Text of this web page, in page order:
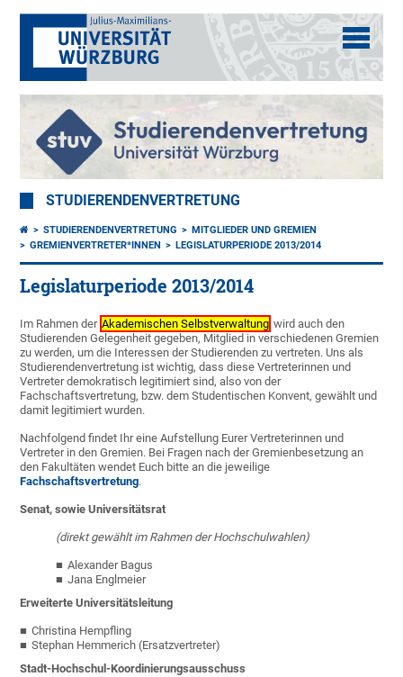
STUDIERENDENVERTRETUNG
STUDIERENDENVERTRETUNG
MITGLIEDER UND GREMIEN
GREMIENVERTRETER*INNEN
LEGISLATURPERIODE 2013/2014
Legislaturperiode 2013/2014
Im Rahmen der Akademischen Selbstverwaltung wird auch den
Studierenden Gelegenheit gegeben, Mitglied in verschiedenen Gremien
zu werden, um die Interessen der Studierenden zu vertreten. Uns als
Studierendenvertretung ist wichtig, dass diese Vertreterinnen und
Vertreter demokratisch legitimiert sind, also von der
Fachschaftsvertretung, bzw. dem Studentischen Konvent, gewählt und
damit legitimiert wurden.
Nachfolgend findet Ihr eine Aufstellung Eurer Vertreterinnen und
Vertreter in den Gremien. Bei Fragen nach der Gremienbesetzung an
den Fakultäten wendet Euch bitte an die jeweilige
Fachschaftsvertretung.
Senat, sowie Universitätsrat
(direkt gewählt im Rahmen der Hochschulwahlen)
Alexander Bagus
Jana Englmeier
Erweiterte Universitätsleitung
Christina Hempfling
Stephan Hemmerich (Ersatzvertreter)
Stadt-Hochschul-Koordinierungsausschuss